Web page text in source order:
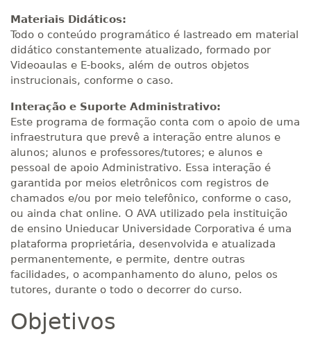
Materiais Didáticos:
Todo o conteúdo programático é lastreado em material
didático constantemente atualizado, formado por
Videoaulas e E-books, além de outros objetos
instrucionais, conforme o caso.
Interação e Suporte Administrativo:
Este programa de formação conta com o apoio de uma
infraestrutura que prevê a interação entre alunos e
alunos; alunos e professores/tutores; e alunos e
pessoal de apoio Administrativo. Essa interação é
garantida por meios eletrônicos com registros de
chamados e/ou por meio telefônico, conforme o caso,
ou ainda chat online. O AVA utilizado pela instituição
de ensino Unieducar Universidade Corporativa é uma
plataforma proprietária, desenvolvida e atualizada
permanentemente, e permite, dentre outras
facilidades, o acompanhamento do aluno, pelos os
tutores, durante o todo o decorrer do curso.
Objetivos